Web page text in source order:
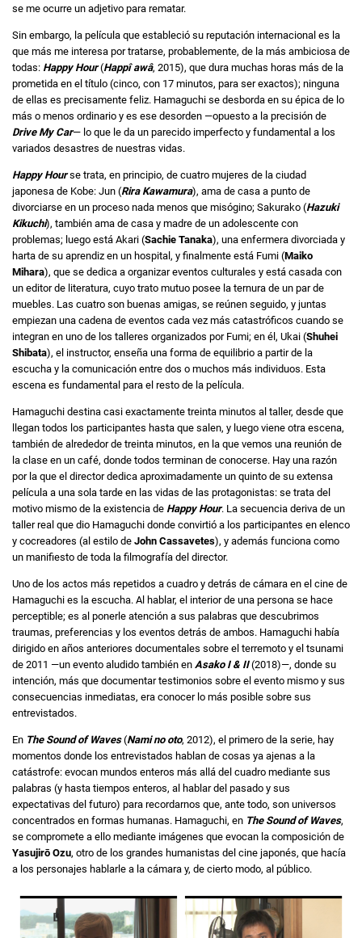
se me ocurre un adjetivo para rematar.
Sin embargo, la película que estableció su reputación internacional es la
que más me interesa por tratarse, probablemente, de la más ambiciosa de
todas: Happy Hour(Happî awâ, 2015), que dura muchas horas más de la
prometida en el título (cinco, con 17 minutos, para ser exactos); ninguna
de ellas es precisamente feliz. Hamaguchi se desborda en su épica de lo
más o menos ordinario y es ese desorden —opuesto a la precisión de
Drive My Car— lo que le da un parecido imperfecto y fundamental a los
variados desastres de nuestras vidas.
Happy Hourse trata, en principio, de cuatro mujeres de la ciudad
japonesa de Kobe: Jun (Rira Kawamura), ama de casa a punto de
divorciarse en un proceso nada menos que misógino; Sakurako (Hazuki
Kikuchi), también ama de casa y madre de un adolescente con
problemas; luego está Akari (Sachie Tanaka), una enfermera divorciada y
harta de su aprendiz en un hospital, y finalmente está Fumi (Maiko
Mihara), que se dedica a organizar eventos culturales y está casada con
un editor de literatura, cuyo trato mutuo posee la ternura de un par de
muebles. Las cuatro son buenas amigas, se reúnen seguido, y juntas
empiezan una cadena de eventos cada vez más catastróficos cuando se
integran en uno de los talleres organizados por Fumi; en él, Ukai (Shuhei
Shibata), el instructor, enseña una forma de equilibrio a partir de la
escucha y la comunicación entre dos o muchos más individuos. Esta
escena es fundamental para el resto de la película.
Hamaguchi destina casi exactamente treinta minutos al taller, desde que
llegan todos los participantes hasta que salen, y luego viene otra escena,
también de alrededor de treinta minutos, en la que vemos una reunión de
la clase en un café, donde todos terminan de conocerse. Hay una razón
por la que el director dedica aproximadamente un quinto de su extensa
película a una sola tarde en las vidas de las protagonistas: se trata del
motivo mismo de la existencia de Happy Hour. La secuencia deriva de un
taller real que dio Hamaguchi donde convirtió a los participantes en elenco
y cocreadores (al estilo de John Cassavetes), y además funciona como
un manifiesto de toda la filmografía del director.
Uno de los actos más repetidos a cuadro y detrás de cámara en el cine de
Hamaguchi es la escucha. Al hablar, el interior de una persona se hace
perceptible; es al ponerle atención a sus palabras que descubrimos
traumas, preferencias y los eventos detrás de ambos. Hamaguchi había
dirigido en años anteriores documentales sobre el terremoto y el tsunami
de 2011 —un evento aludido también en Asako I & II(2018)—, donde su
intención, más que documentar testimonios sobre el evento mismo y sus
consecuencias inmediatas, era conocer lo más posible sobre sus
entrevistados.
En The Sound of Waves(Nami no oto, 2012), el primero de la serie, hay
momentos donde los entrevistados hablan de cosas ya ajenas a la
catástrofe: evocan mundos enteros más allá del cuadro mediante sus
palabras (y hasta tiempos enteros, al hablar del pasado y sus
expectativas del futuro) para recordarnos que, ante todo, son universos
concentrados en formas humanas. Hamaguchi, en The Sound of Waves,
se compromete a ello mediante imágenes que evocan la composición de
Yasujirō Ozu, otro de los grandes humanistas del cine japonés, que hacía
a los personajes hablarle a la cámara y, de cierto modo, al público.